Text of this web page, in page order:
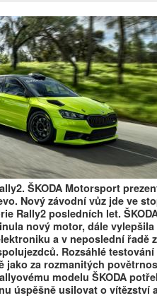
ŠKODA Motorsport
Nový závodní vůz jde ve
Rally2 posledních let.
nový motor, dále vylepšila
a v neposlední řadě
Rozsáhlé testování
jako za rozmanitých
modelu ŠKODA
úspěšně usilovat o vítězství